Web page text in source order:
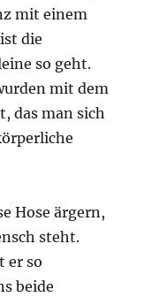
mit einem
die
so geht.
mit dem
das man sich
Hose ärgern,
steht.
er so
beide